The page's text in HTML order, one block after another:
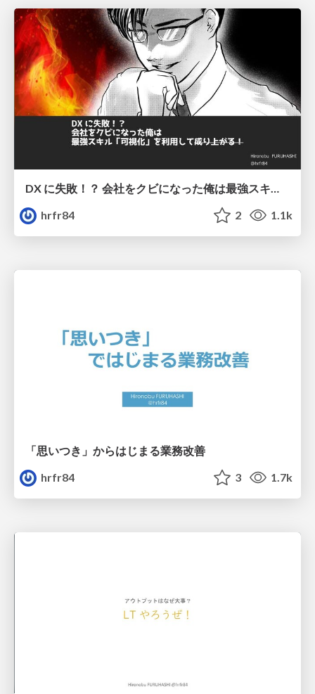
DX に失敗！？ 会社をクビになった俺は最強スキル「可視化」を利用して成り上がる！
hrfr84
2 1.1k
「思いつき」からはじまる業務改善
hrfr84
3 1.7k